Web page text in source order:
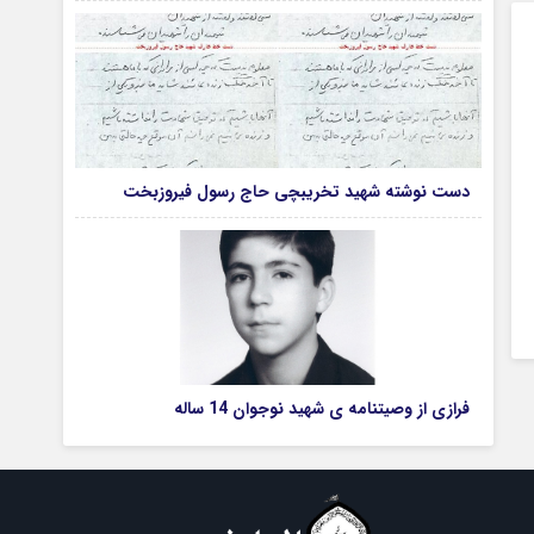
دست نوشته شهید تخریبچی حاج رسول فیروزبخت
فرازی از وصیتنامه ی شهید نوجوان 14 ساله